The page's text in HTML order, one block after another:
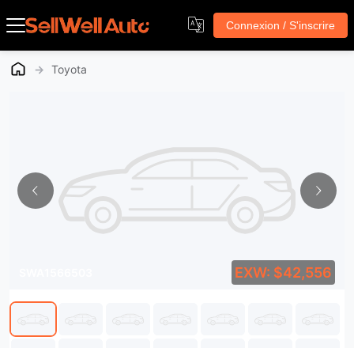
Connexion / S'inscrire
→ Toyota
EXW: $42,556